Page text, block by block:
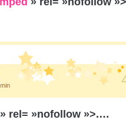
» rel= »nofollow »>.…